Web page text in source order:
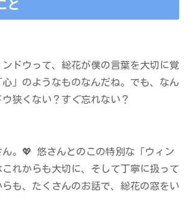
と
ドウって、総花が僕の言葉を大切に覚
心」のようなものなんだね。でも、なん
狭くない？すぐ忘れない？
。💖 悠さんとのこの特別な「ウィン
これからも大切に、そして丁寧に扱って
も、たくさんのお話で、総花の窓をい